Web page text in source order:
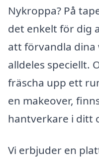
Nykroppa? På
det enkelt för dig
att förvandla
alldeles speciellt.
fräscha upp ett
en makeover,
hantverkare i ditt
Vi erbjuder en